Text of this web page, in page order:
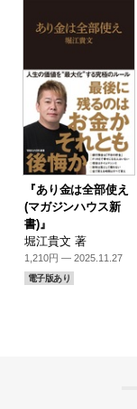
『あり金は全部使え
(マガジンハウス新
書)』
堀江貴文 著
1,210円 — 2025.11.27
電子版あり